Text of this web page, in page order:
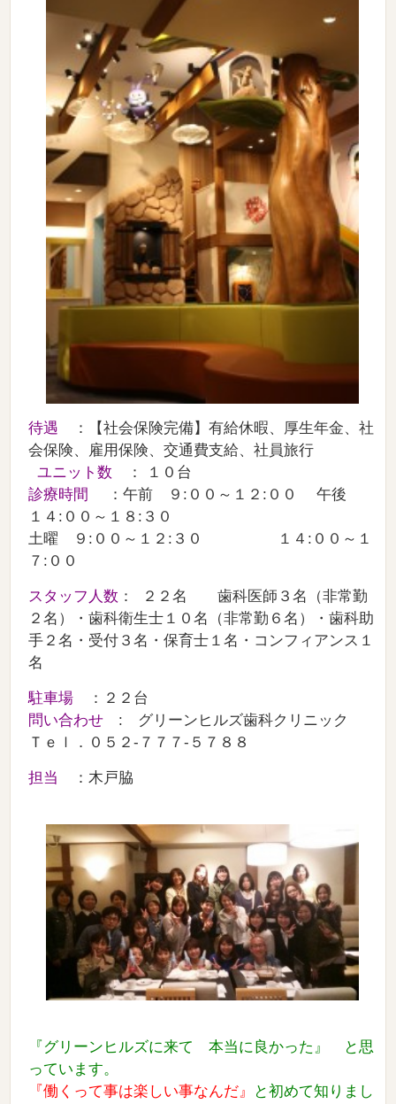
待遇
：【社会保険完備】有給休暇、厚生年金、社
会保険、雇用保険、交通費支給、社員旅行
ユニット数
： １０台
診療時間
：午前 ９:００～１２:００ 午後
１４:００～１８:３０
土曜 ９:００～１２:３０ １４:００～１
７:００
スタッフ人数 ： ２２名
歯科医師３名（非常勤
２名）・歯科衛生士１０名（非常勤６名）・歯科助
手２名・受付３名・保育士１名・コンフィアンス１
名
駐車場 ：２２台
問い合わせ : グリーンヒルズ歯科クリニック
Ｔｅｌ．０５２-７７７-５７８８
担当 ：木戸脇
『グリーンヒルズに来て 本当に良かった』 と思
っています。
『働 くって事は楽しい事なんだ』
と初めて知りまし